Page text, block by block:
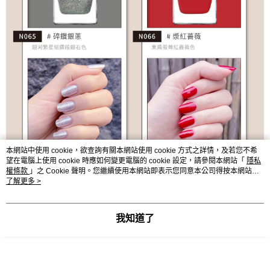
本網站中使用 cookie，欲查詢有關本網站使用 cookie 方式之詳情，及若您不希
望在電腦上使用 cookie 時應如何變更電腦的 cookie 設定，請參閱本網站「 隱私
權條款 」之 Cookie 聲明。您繼續使用本網站即表示您同意本公司得按本網站使
用條款之 Cookie 聲明使用 cookie。
了解更多 >
我知道了